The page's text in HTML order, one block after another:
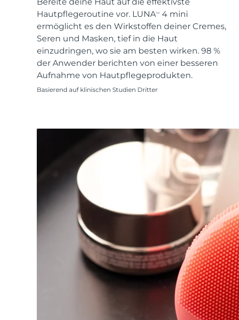
Bereite deine Haut auf die effektivste
Hautpflegeroutine vor. LUNATM
4 mini
ermöglicht es den Wirkstoffen deiner Cremes,
Seren und Masken, tief in die Haut
einzudringen, wo sie am besten wirken. 98 %
der Anwender berichten von einer besseren
Aufnahme von Hautpflegeprodukten.
Basierend auf klinischen Studien Dritter
All acne treatment devices
All revitalizing eye massagers
KIWI™ skincare
Advanced pore care essentials
Serum
For healthy hair
issa™ Teeth Whitening Gel
18% PAP
Kosmetik
Männer